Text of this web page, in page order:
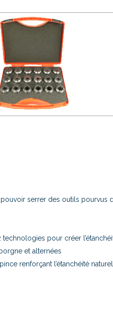
serrer des outils pourvus
pour créer
et alternées
renforçant l’étanchéité